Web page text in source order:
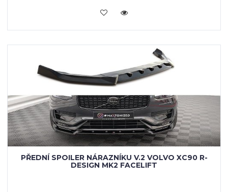
KOUPIT
PŘEDNÍ SPOILER NÁRAZNÍKU V.2 VOLVO XC90 R-
DESIGN MK2 FACELIFT